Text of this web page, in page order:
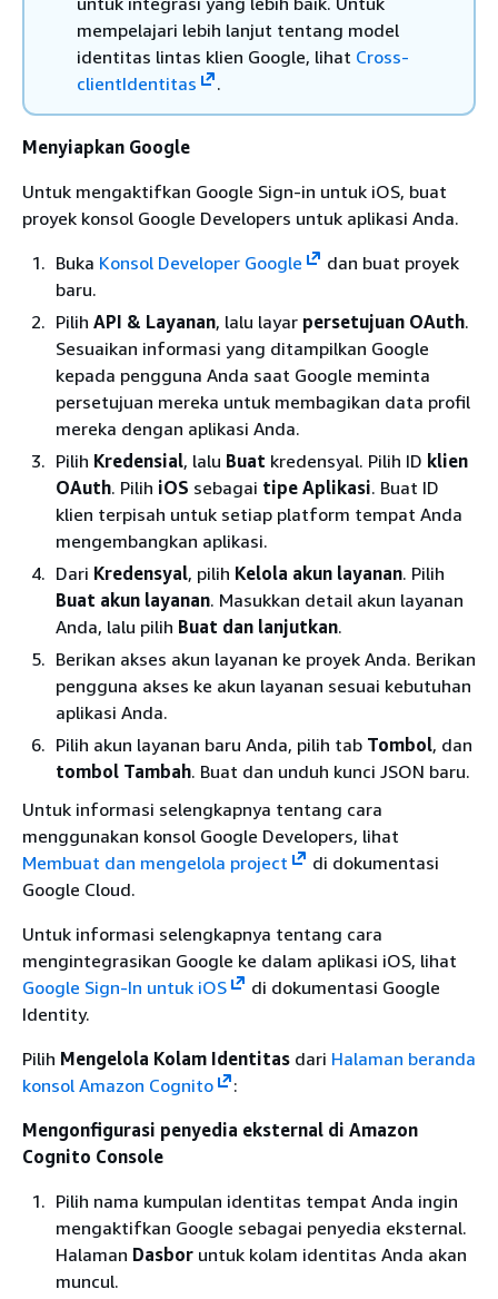
mempelajari lebih lanjut tentang model
identitas lintas klien Google, lihat Cross-
clientIdentitas
.
Menyiapkan Google
Untuk mengaktifkan Google Sign-in untuk iOS, buat
proyek konsol Google Developers untuk aplikasi Anda.
Buka Konsol Developer Google
dan buat proyek
baru.
Pilih API & Layanan, lalu layar persetujuan OAuth.
Sesuaikan informasi yang ditampilkan Google
kepada pengguna Anda saat Google meminta
persetujuan mereka untuk membagikan data profil
mereka dengan aplikasi Anda.
Pilih Kredensial, lalu Buat kredensyal. Pilih ID klien
OAuth. Pilih iOS sebagai tipe Aplikasi. Buat ID
klien terpisah untuk setiap platform tempat Anda
mengembangkan aplikasi.
Dari Kredensyal, pilih Kelola akun layanan. Pilih
Buat akun layanan. Masukkan detail akun layanan
Anda, lalu pilih Buat dan lanjutkan.
Berikan akses akun layanan ke proyek Anda. Berikan
pengguna akses ke akun layanan sesuai kebutuhan
aplikasi Anda.
Pilih akun layanan baru Anda, pilih tab Tombol, dan
tombol Tambah. Buat dan unduh kunci JSON baru.
Untuk informasi selengkapnya tentang cara
menggunakan konsol Google Developers, lihat
Membuat dan mengelola project
di dokumentasi
Google Cloud.
Untuk informasi selengkapnya tentang cara
mengintegrasikan Google ke dalam aplikasi iOS, lihat
Google Sign-In untuk iOS
di dokumentasi Google
Identity.
Pilih Mengelola Kolam Identitas dari Halaman beranda
konsol Amazon Cognito
:
Mengonfigurasi penyedia eksternal di Amazon
Cognito Console
Pilih nama kumpulan identitas tempat Anda ingin
mengaktifkan Google sebagai penyedia eksternal.
Halaman Dasbor untuk kolam identitas Anda akan
muncul.